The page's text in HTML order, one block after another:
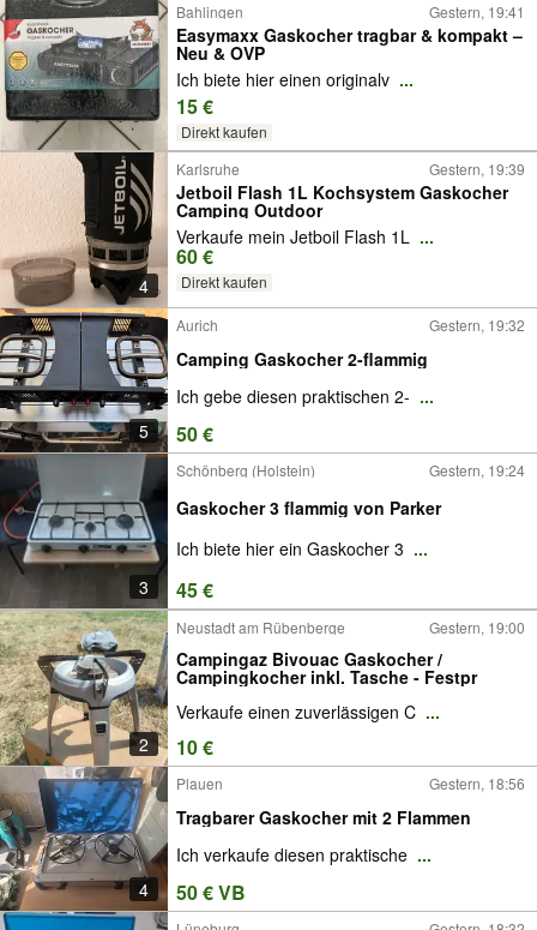
Bahlingen Gestern, 19:41
Easymaxx Gaskocher tragbar & kompakt –
Neu & OVP
Ich biete hier einen originalv ...
15 €
Direkt kaufen
4
Karlsruhe Gestern, 19:39
Jetboil Flash 1L Kochsystem Gaskocher
Camping Outdoor
Verkaufe mein Jetboil Flash 1L ...
60 €
Direkt kaufen
5
Aurich Gestern, 19:32
Camping Gaskocher 2-flammig
Ich gebe diesen praktischen 2- ...
50 €
3
Schönberg (Holstein) Gestern, 19:24
Gaskocher 3 flammig von Parker
Ich biete hier ein Gaskocher 3 ...
45 €
2
Neustadt am Rübenberge Gestern, 19:00
Campingaz Bivouac Gaskocher /
Campingkocher inkl. Tasche - Festpr
Verkaufe einen zuverlässigen C ...
10 €
4
Plauen Gestern, 18:56
Tragbarer Gaskocher mit 2 Flammen
Ich verkaufe diesen praktische ...
50 € VB